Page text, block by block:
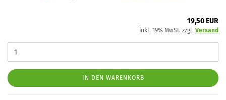
19,50 EUR
inkl. 19% MwSt. zzgl. Versand
IN DEN WARENKORB